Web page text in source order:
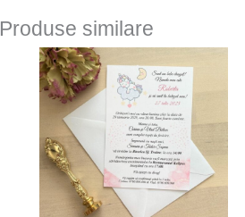
Produse similare